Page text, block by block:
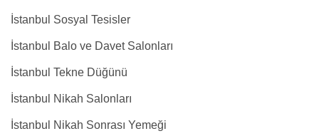
İstanbul Sosyal Tesisler
İstanbul Balo ve Davet Salonları
İstanbul Tekne Düğünü
İstanbul Nikah Salonları
İstanbul Nikah Sonrası Yemeği